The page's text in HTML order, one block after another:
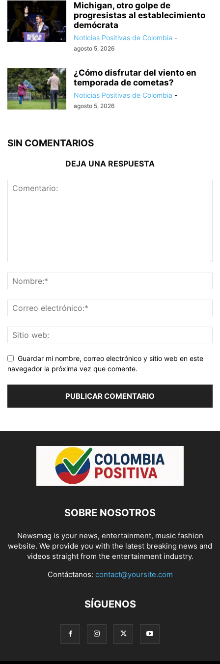
Michigan, otro golpe de
progresistas al establecimiento
demócrata
Noticias Positivas de Colombia -
agosto 5, 2026
¿Cómo disfrutar del viento en
temporada de cometas?
Noticias Positivas de Colombia -
agosto 5, 2026
SIN COMENTARIOS
DEJA UNA RESPUESTA
Guardar mi nombre, correo electrónico y sitio web en este
navegador la próxima vez que comente.
SOBRE NOSOTROS
Newsmag is your news, entertainment, music fashion
website. We provide you with the latest breaking news and
videos straight from the entertainment industry.
Contáctanos: contact@yoursite.com
SÍGUENOS